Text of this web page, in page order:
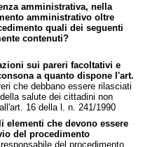
amministrativa, nella
amministrativo oltre
quali dei seguenti
contenuti?
sui pareri facoltativi e
a quanto dispone l'art.
che debbano essere rilasciati
salute dei cittadini non
16 della l. n. 241/1990
elementi che devono essere
del procedimento
del procedimento